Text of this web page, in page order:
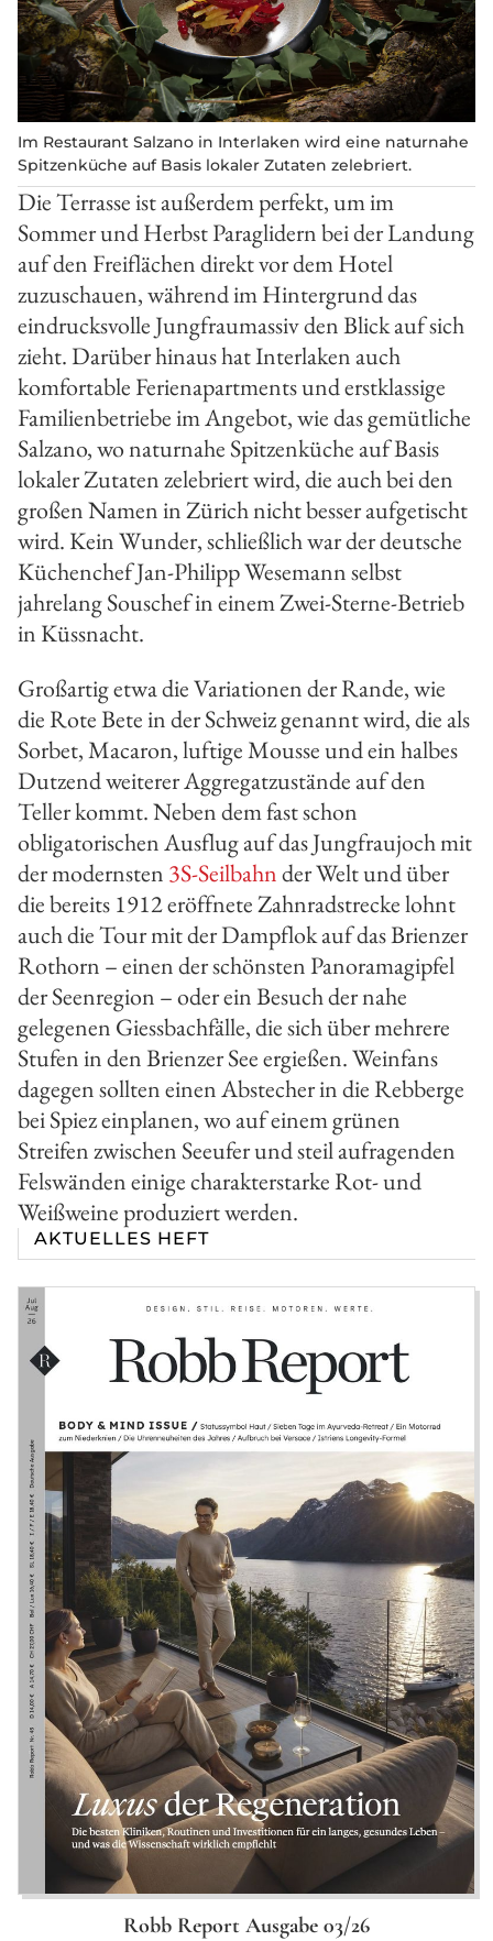
AKTUELLES HEFT
Robb Report Ausgabe 03/26
Im Restaurant Salzano in Interlaken wird eine naturnahe
Spitzenküche auf Basis lokaler Zutaten zelebriert.
Die Terrasse ist außerdem perfekt, um im
Sommer und Herbst Paraglidern bei der Landung
auf den Freiflächen direkt vor dem Hotel
zuzuschauen, während im Hintergrund das
eindrucksvolle Jungfraumassiv den Blick auf sich
zieht. Darüber hinaus hat Interlaken auch
komfortable Ferienapartments und erstklassige
Familienbetriebe im Angebot, wie das gemütliche
Salzano, wo naturnahe Spitzenküche auf Basis
lokaler Zutaten zelebriert wird, die auch bei den
großen Namen in Zürich nicht besser aufgetischt
wird. Kein Wunder, schließlich war der deutsche
Küchenchef Jan-Philipp Wesemann selbst
jahrelang Souschef in einem Zwei-Sterne-Betrieb
in Küssnacht.
Großartig etwa die Variationen der Rande, wie
die Rote Bete in der Schweiz genannt wird, die als
Sorbet, Macaron, luftige Mousse und ein halbes
Dutzend weiterer Aggregatzustände auf den
Teller kommt. Neben dem fast schon
obligatorischen Ausflug auf das Jungfraujoch mit
der modernsten 3S-Seilbahnder Welt und über
die bereits 1912 eröffnete Zahnradstrecke lohnt
auch die Tour mit der Dampflok auf das Brienzer
Rothorn – einen der schönsten Panoramagipfel
der Seenregion – oder ein Besuch der nahe
gelegenen Giessbachfälle, die sich über mehrere
Stufen in den Brienzer See ergießen. Weinfans
dagegen sollten einen Abstecher in die Rebberge
bei Spiez einplanen, wo auf einem grünen
Streifen zwischen Seeufer und steil aufragenden
Felswänden einige charakterstarke Rot- und
Weißweine produziert werden.